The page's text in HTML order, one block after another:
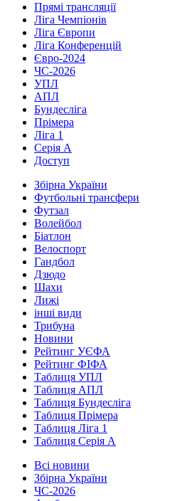
Прямі трансляції
Ліга Чемпіонів
Ліга Європи
Ліга Конференцій
Євро-2024
ЧС-2026
УПЛ
АПЛ
Бундесліга
Прімера
Ліга 1
Серія А
Доступ
Збірна України
Футбольні трансфери
Футзал
Волейбол
Біатлон
Велоспорт
Гандбол
Дзюдо
Шахи
Лижі
інші види
Трибуна
Новини
Рейтинг УЄФА
Рейтинг ФІФА
Таблиця УПЛ
Таблиця АПЛ
Таблиця Бундесліга
Таблиця Прімера
Таблиця Ліга 1
Таблиця Серія А
Всі новини
Збірна України
ЧС-2026